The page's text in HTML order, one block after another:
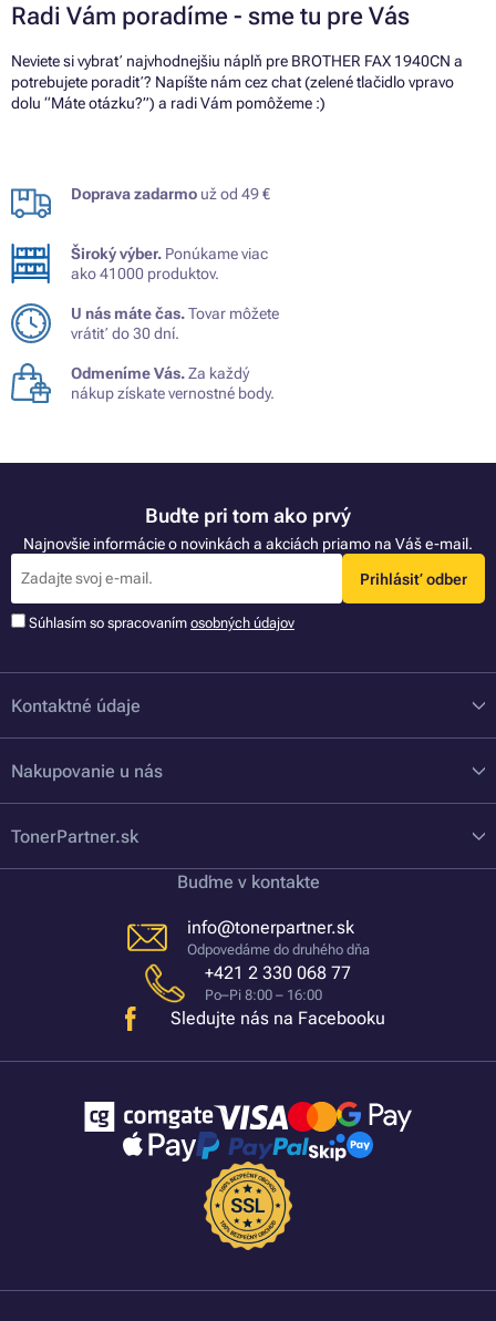
Radi Vám poradíme - sme tu pre Vás
Neviete si vybrať najvhodnejšiu náplň pre BROTHER FAX 1940CN a
potrebujete poradiť? Napíšte nám cez chat (zelené tlačidlo vpravo
dolu “Máte otázku?”) a radi Vám pomôžeme :)
Doprava zadarmo už od 49 €
Široký výber. Ponúkame viac
ako 41000 produktov.
U nás máte čas.Tovar môžete
vrátiť do 30 dní.
Odmeníme Vás.Za každý
nákup získate vernostné body.
Buďte pri tom ako prvý
Najnovšie informácie o novinkách a akciách priamo na Váš e-mail.
Prihlásiť odber
Súhlasím so spracovaním osobných údajov
Kontaktné údaje
Nakupovanie u nás
TonerPartner.sk
Buďme v kontakte
info@tonerpartner.sk
Odpovedáme do druhého dňa
+421 2 330 068 77
Po–Pi 8:00 – 16:00
Sledujte nás na Facebooku